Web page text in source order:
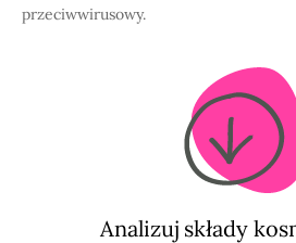
przeciwwirusowy.
Analizuj składy